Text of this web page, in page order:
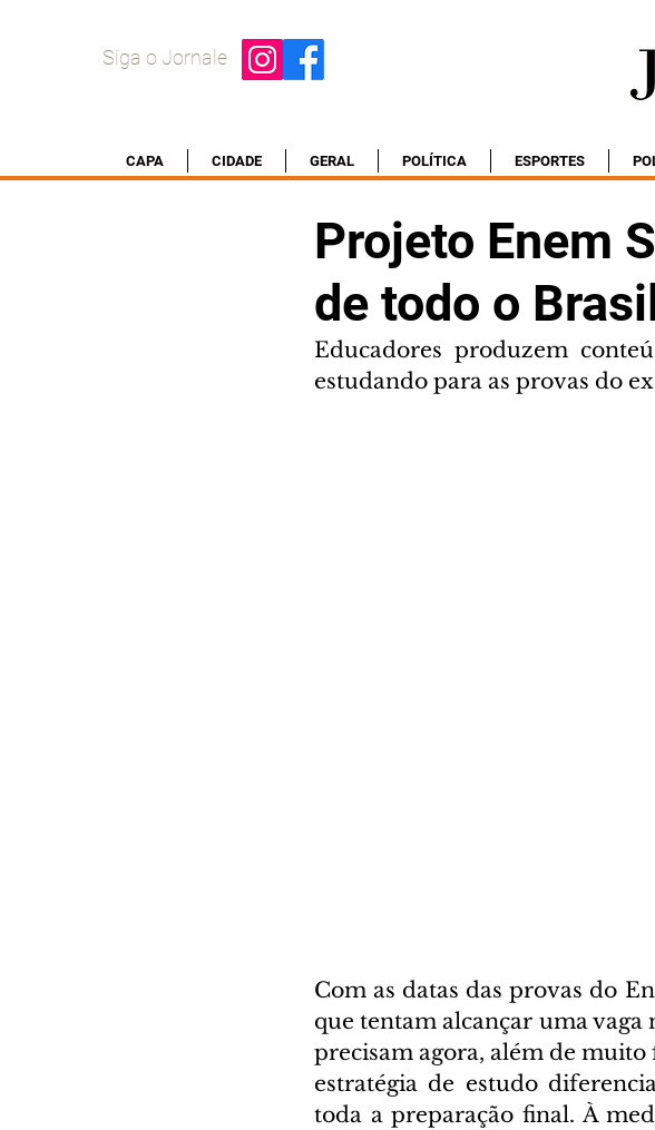
Siga o Jornale
CAPA CIDADE GERAL POLÍTICA ESPORTES
Projeto Enem
de todo o
Educadores produzem
estudando para as provas do
Com as datas das provas do
que tentam alcançar uma
precisam agora, além de
estratégia de estudo
toda a preparação final. À